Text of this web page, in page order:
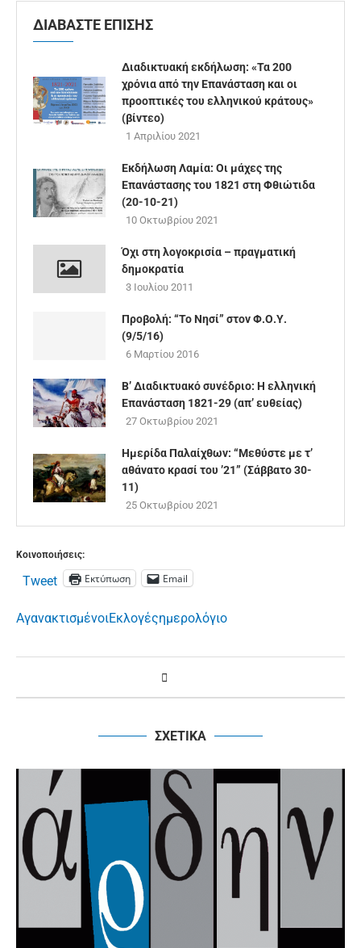
ΔΙΑΒΑΣΤΕ ΕΠΙΣΗΣ
Διαδικτυακή εκδήλωση: «Τα 200
χρόνια από την Επανάσταση και οι
προοπτικές του ελληνικού κράτους»
(βίντεο)
1 Απριλίου 2021
Εκδήλωση Λαμία: Οι μάχες της
Επανάστασης του 1821 στη Φθιώτιδα
(20-10-21)
10 Οκτωβρίου 2021
Όχι στη λογοκρισία – πραγματική
δημοκρατία
3 Ιουλίου 2011
Προβολή: “Το Νησί” στον Φ.Ο.Υ.
(9/5/16)
6 Μαρτίου 2016
Β’ Διαδικτυακό συνέδριο: Η ελληνική
Επανάσταση 1821-29 (απ’ ευθείας)
27 Οκτωβρίου 2021
Ημερίδα Παλαίχθων: “Μεθύστε με τ’
αθάνατο κρασί του ’21” (Σάββατο 30-
11)
25 Οκτωβρίου 2021
Κοινοποιήσεις:
Tweet Εκτύπωση Email
ΑγανακτισμένοιΕκλογέςημερολόγιο
ΣΧΕΤΙΚΑ